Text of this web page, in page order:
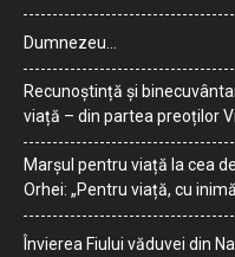
Dumnezeu…
Recunoștință și
viață – din partea preoților
Marșul pentru viață la cea
Orhei: „Pentru viață, cu
Învierea Fiului văduvei din